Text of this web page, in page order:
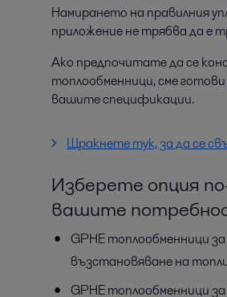
Намирането на правилния
приложение не трябва да е
Ако предпочитате да се
топлообменници, сме
вашите спецификации.
Щракнете тук, за да се
Изберете опция
вашите
GPHE топлообменници
възстановяване на
GPHE топлообменници